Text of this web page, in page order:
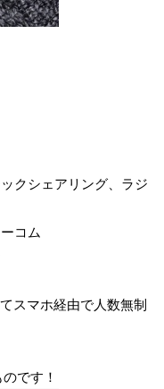
クシェアリング、ラジ
コム
スマホ経由で人数無制
です！